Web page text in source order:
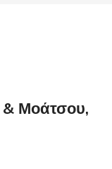
& Μοάτσου,